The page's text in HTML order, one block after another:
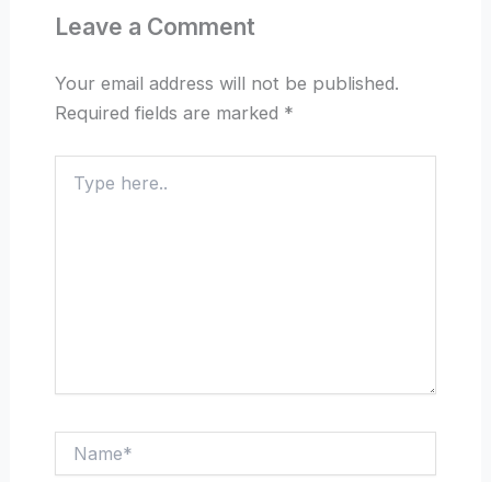
Leave a Comment
Your email address will not be published.
Required fields are marked *
here..